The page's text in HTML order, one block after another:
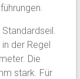
der Regel
Die
stark. Für